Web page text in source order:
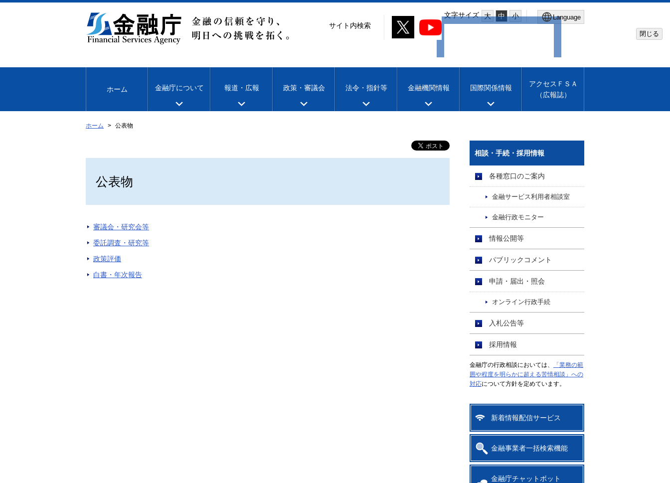
文
移
文字サイズ 大 中 小 Language
Machine translation
閉じる
サイト内検索
ホーム 金融庁について 報道・広報 政策・審議会 法令・指針等 金融機関情報 国際関係情報
アクセスＦＳＡ
（広報誌）
ホーム 公表物
公表物
審議会・研究会等
委託調査・研究等
政策評価
白書・年次報告
相談・手続・採用情報
各種窓口のご案内
金融サービス利用者相談室
金融行政モニター
情報公開等
パブリックコメント
申請・届出・照会
オンライン行政手続
入札公告等
採用情報
金融庁の行政相談においては、
「業務の範
囲や程度を明らかに超える苦情相談」への
対応について方針を定めています。
新着情報配信サービス
金融事業者一括検索機能
金融庁チャットボット